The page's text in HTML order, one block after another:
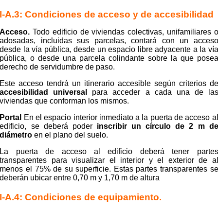
I-A.3: Condiciones de acceso y de accesibilidad
Acceso. Todo edificio de viviendas colectivas, unifamiliares o
adosadas, incluidas sus parcelas, contará con un acceso
desde la vía pública, desde un espacio libre adyacente a la vía
pública, o desde una parcela colindante sobre la que posea
derecho de servidumbre de paso.
Este acceso tendrá un itinerario accesible según criterios de
accesibilidad universal
para acceder a cada una de las
viviendas que conforman los mismos.
Portal
En el espacio interior inmediato a la puerta de acceso al
edificio, se deberá poder inscribir un círculo de 2 m de
diámetro en el plano del suelo.
La puerta de acceso al edificio deberá tener partes
transparentes para visualizar el interior y el exterior de al
menos el 75% de su superficie. Estas partes transparentes se
deberán ubicar entre 0,70 m y 1,70 m de altura
I-A.4: Condiciones de equipamiento.